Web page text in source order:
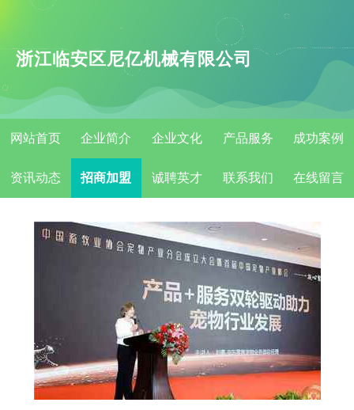
浙江临安区尼亿机械有限公司
网站首页 企业简介 企业文化 产品服务 成功案例
资讯动态 招商加盟 诚聘英才 联系我们 在线留言